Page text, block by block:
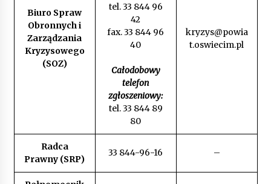
Biuro Spraw
Obronnych i
Zarządzania
Kryzysowego
(SOZ)
tel. 33 844 96
42
fax. 33 844 96
40
Całodobowy
telefon
zgłoszeniowy:
tel. 33 844 89
80
kryzys@powia
t.oswiecim.pl
Radca
Prawny (SRP)
33 844-96-16 –